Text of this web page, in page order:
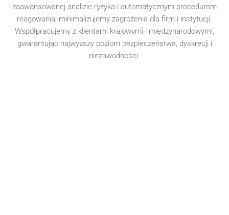
zaawansowanej analizie ryzyka i automatycznym procedurom
reagowania, minimalizujemy zagrożenia dla firm i instytucji.
Współpracujemy z klientami krajowymi i międzynarodowymi,
gwarantując najwyższy poziom bezpieczeństwa, dyskrecji i
niezawodności.